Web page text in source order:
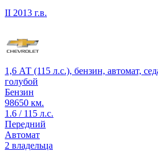
II 2013 г.в.
1,6 АТ (115 л.с.), бензин, автомат,
голубой
Бензин
98650 км.
1.6 / 115 л.с.
Передний
Автомат
2 владельца